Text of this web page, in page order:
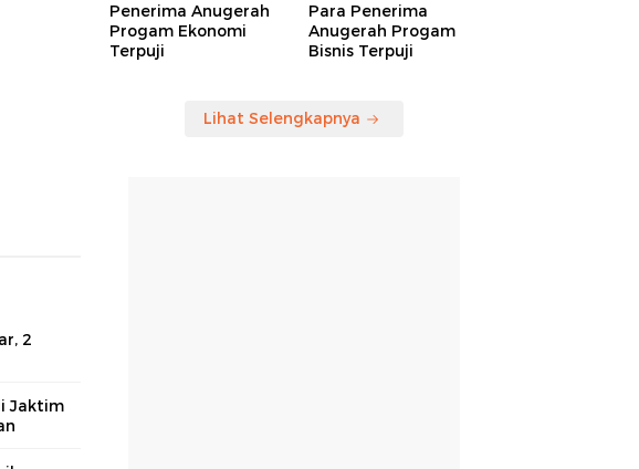
2
Jaktim
Penerima Anugerah
Progam Ekonomi
Terpuji
Para Penerima
Anugerah Progam
Bisnis Terpuji
Lihat Selengkapnya